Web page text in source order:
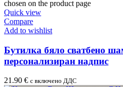
chosen on the product page
Quick view
Compare
Add to wishlist
Бутилка бяло сватбено
персонализиран надпис
21.90 € с включено ДДС